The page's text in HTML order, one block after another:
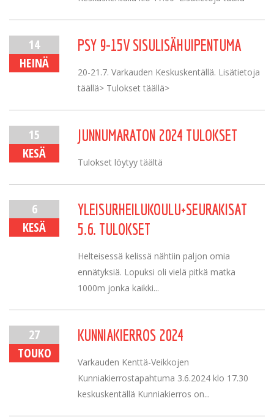
14
HEINÄ
PSY 9-15V SISULISÄHUIPENTUMA
20-21.7. Varkauden Keskuskentällä. Lisätietoja
täällä> Tulokset täällä>
15
KESÄ
JUNNUMARATON 2024 TULOKSET
Tulokset löytyy täältä
6
KESÄ
YLEISURHEILUKOULU+SEURAKISAT
5.6. TULOKSET
Helteisessä kelissä nähtiin paljon omia
ennätyksiä. Lopuksi oli vielä pitkä matka
1000m jonka kaikki...
27
TOUKO
KUNNIAKIERROS 2024
Varkauden Kenttä-Veikkojen
Kunniakierrostapahtuma 3.6.2024 klo 17.30
keskuskentällä Kunniakierros on...